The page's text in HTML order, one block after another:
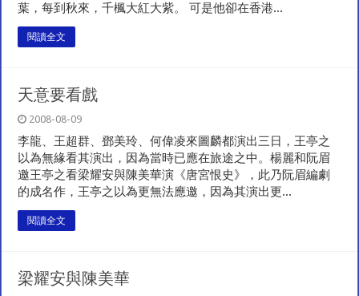
葉，每到秋來，千楓大紅大紫。 可是他卻在香港...
閱讀全文
天意要看戲
2008-08-09
李龍、王超群、鄧美玲、何偉凌來圖麟都演出三日，王亭之
以為無緣看其演出，因為當時已應在旅途之中。楊麗和阮眉
邀王亭之看梁耀安與陳美華演《唐宮恨史》，此乃阮眉編劇
的成名作，王亭之以為更無法應邀，因為其演出更...
閱讀全文
梁耀安與陳美華